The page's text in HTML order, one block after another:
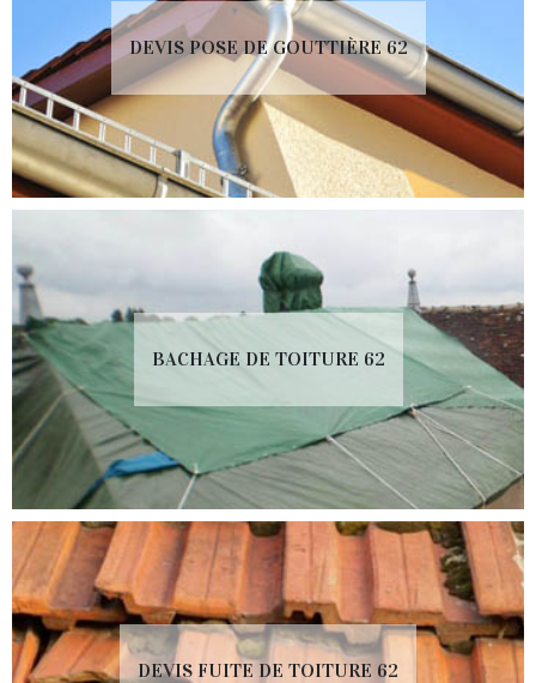
DEVIS POSE DE GOUTTIÈRE 62
BACHAGE DE TOITURE 62
DEVIS FUITE DE TOITURE 62